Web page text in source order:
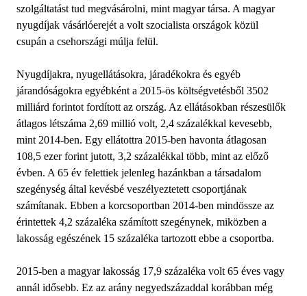
szolgáltatást tud megvásárolni, mint magyar társa. A magyar
nyugdíjak vásárlóerejét a volt szocialista országok közül
csupán a csehországi múlja felül.
Nyugdíjakra, nyugellátásokra, járadékokra és egyéb
járandóságokra egyébként a 2015-ös költségvetésből 3502
milliárd forintot fordított az ország. Az ellátásokban részesülők
átlagos létszáma 2,69 millió volt, 2,4 százalékkal kevesebb,
mint 2014-ben. Egy ellátottra 2015-ben havonta átlagosan
108,5 ezer forint jutott, 3,2 százalékkal több, mint az előző
évben. A 65 év felettiek jelenleg hazánkban a társadalom
szegénység által kevésbé veszélyeztetett csoportjának
számítanak. Ebben a korcsoportban 2014-ben mindössze az
érintettek 4,2 százaléka számított szegénynek, miközben a
lakosság egészének 15 százaléka tartozott ebbe a csoportba.
2015-ben a magyar lakosság 17,9 százaléka volt 65 éves vagy
annál idősebb. Ez az arány negyedszázaddal korábban még